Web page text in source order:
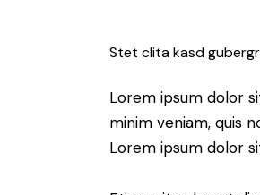
Stet clita kasd
Lorem ipsum dolor
minim veniam, quis
Lorem ipsum dolor